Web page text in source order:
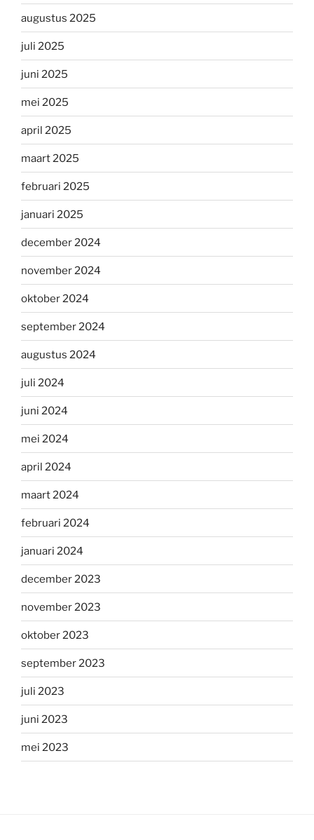
augustus 2025
juli 2025
juni 2025
mei 2025
april 2025
maart 2025
februari 2025
januari 2025
december 2024
november 2024
oktober 2024
september 2024
augustus 2024
juli 2024
juni 2024
mei 2024
april 2024
maart 2024
februari 2024
januari 2024
december 2023
november 2023
oktober 2023
september 2023
juli 2023
juni 2023
mei 2023